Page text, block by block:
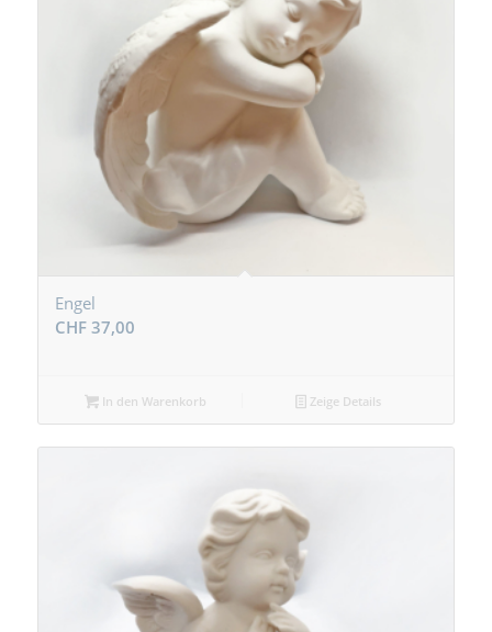
Engel
CHF37,00
In den Warenkorb Zeige Details